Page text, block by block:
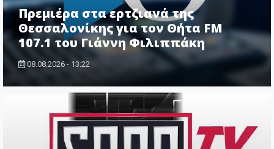
Πρεμιέρα στα ερτζιανά της
Θεσσαλονίκης για τον Θήτα FM
107.1 του Γιάννη Φιλιππάκη
08.08.2026 - 13:22